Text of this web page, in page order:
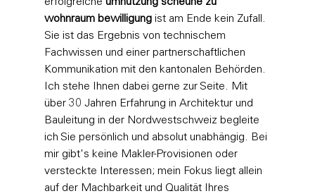
erfolgreiche umnutzung scheune zu
wohnraum bewilligung ist am Ende kein Zufall.
Sie ist das Ergebnis von technischem
Fachwissen und einer partnerschaftlichen
Kommunikation mit den kantonalen Behörden.
Ich stehe Ihnen dabei gerne zur Seite. Mit
über 30 Jahren Erfahrung in Architektur und
Bauleitung in der Nordwestschweiz begleite
ich Sie persönlich und absolut unabhängig. Bei
mir gibt's keine Makler-Provisionen oder
versteckte Interessen; mein Fokus liegt allein
auf der Machbarkeit und Qualität Ihres